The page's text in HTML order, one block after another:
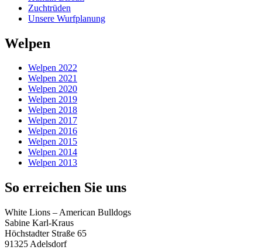
Zuchtrüden
Unsere Wurfplanung
Welpen
Welpen 2022
Welpen 2021
Welpen 2020
Welpen 2019
Welpen 2018
Welpen 2017
Welpen 2016
Welpen 2015
Welpen 2014
Welpen 2013
So erreichen Sie uns
White Lions – American Bulldogs
Sabine Karl-Kraus
Höchstadter Straße 65
91325 Adelsdorf